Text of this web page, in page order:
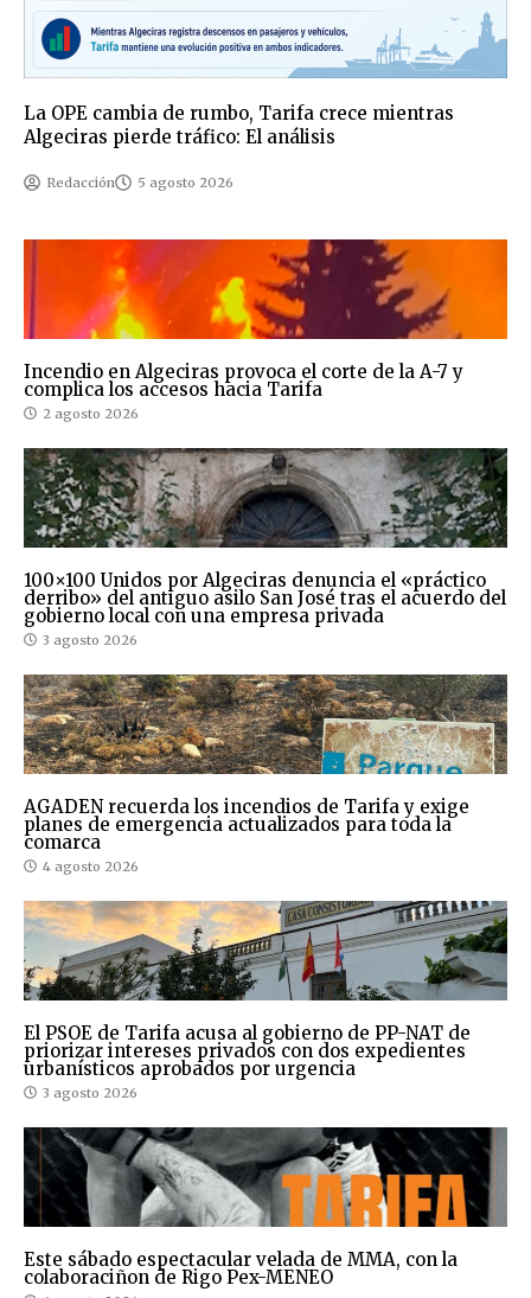
La OPE cambia de rumbo, Tarifa crece mientras
Algeciras pierde tráfico: El análisis
Redacción 5 agosto 2026
Incendio en Algeciras provoca el corte de la A-7 y
complica los accesos hacia Tarifa
2 agosto 2026
100×100 Unidos por Algeciras denuncia el «práctico
derribo» del antiguo asilo San José tras el acuerdo del
gobierno local con una empresa privada
3 agosto 2026
AGADEN recuerda los incendios de Tarifa y exige
planes de emergencia actualizados para toda la
comarca
4 agosto 2026
El PSOE de Tarifa acusa al gobierno de PP-NAT de
priorizar intereses privados con dos expedientes
urbanísticos aprobados por urgencia
3 agosto 2026
Este sábado espectacular velada de MMA, con la
colaboraciñon de Rigo Pex-MENEO